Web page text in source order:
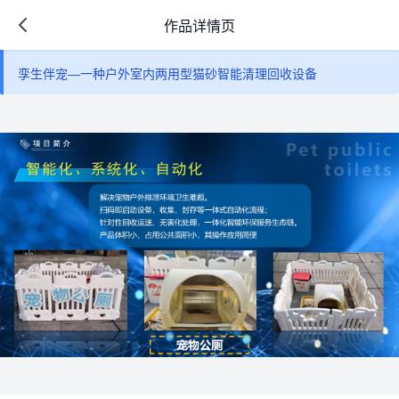
作品详情页
孪生伴宠—一种户外室内两用型猫砂智能清理回收设备